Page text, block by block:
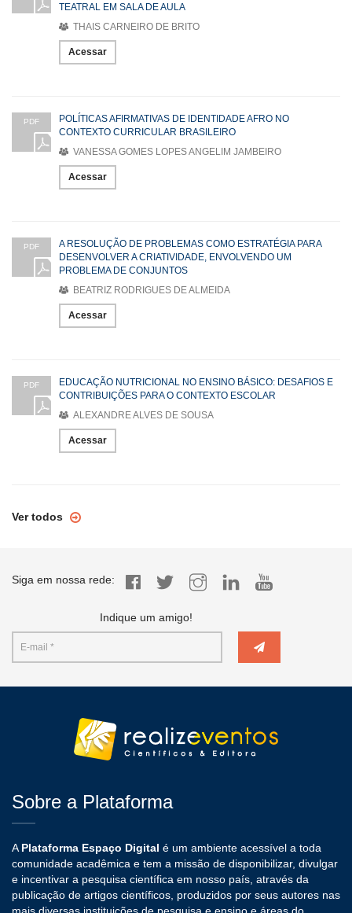
TEATRAL EM SALA DE AULA
THAIS CARNEIRO DE BRITO
Acessar
PDF
POLÍTICAS AFIRMATIVAS DE IDENTIDADE AFRO NO
CONTEXTO CURRICULAR BRASILEIRO
VANESSA GOMES LOPES ANGELIM JAMBEIRO
Acessar
PDF
A RESOLUÇÃO DE PROBLEMAS COMO ESTRATÉGIA PARA
DESENVOLVER A CRIATIVIDADE, ENVOLVENDO UM
PROBLEMA DE CONJUNTOS
BEATRIZ RODRIGUES DE ALMEIDA
Acessar
PDF
EDUCAÇÃO NUTRICIONAL NO ENSINO BÁSICO: DESAFIOS E
CONTRIBUIÇÕES PARA O CONTEXTO ESCOLAR
ALEXANDRE ALVES DE SOUSA
Acessar
Ver todos
Siga em nossa rede:
Indique um amigo!
Sobre a Plataforma
A Plataforma Espaço Digital é um ambiente acessível a toda
comunidade acadêmica e tem a missão de disponibilizar, divulgar
e incentivar a pesquisa científica em nosso país, através da
publicação de artigos científicos, produzidos por seus autores nas